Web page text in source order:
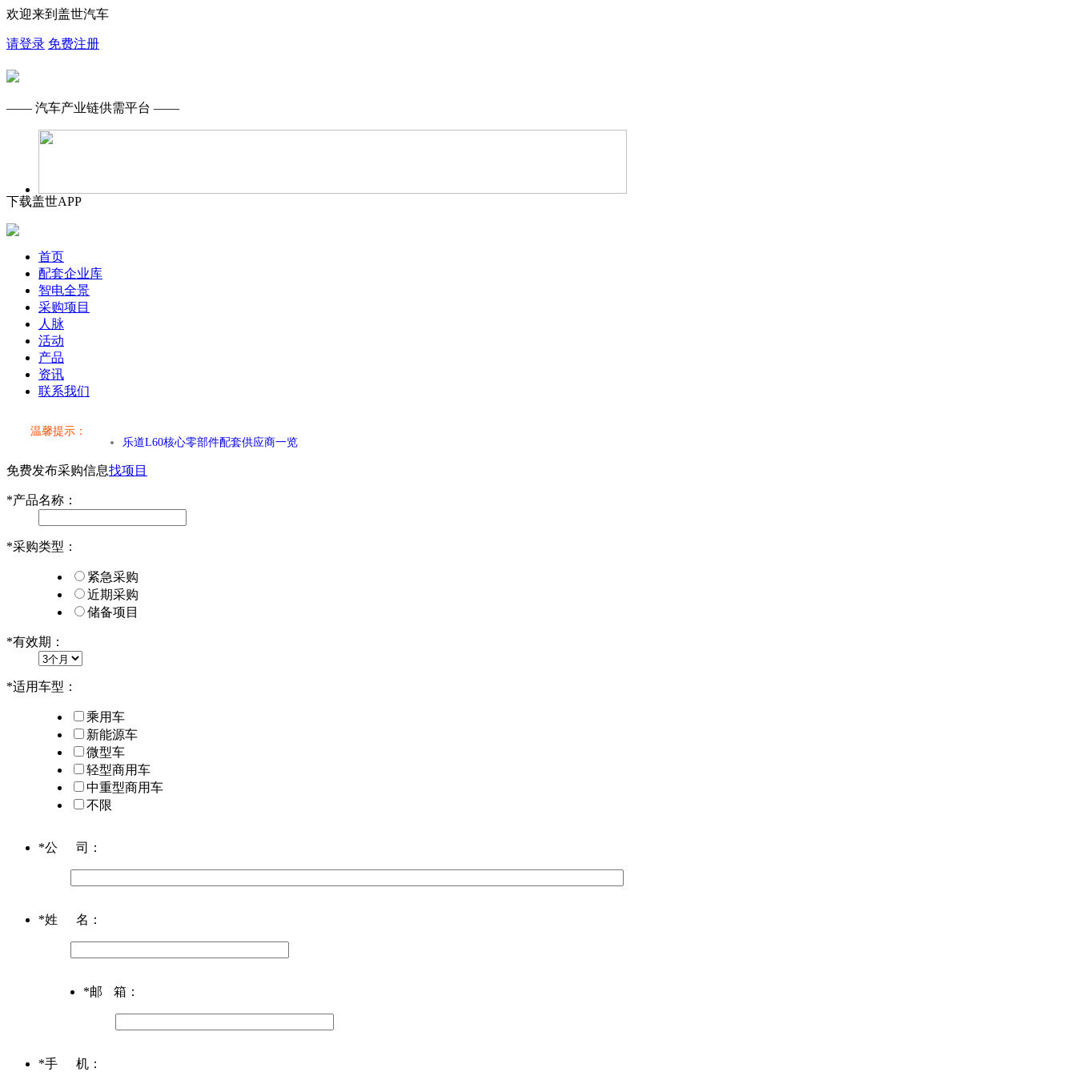
欢迎来到盖世汽车
请登录 免费注册
—— 汽车产业链供需平台 ——
下载盖世APP
首页
配套企业库
智电全景
采购项目
人脉
活动
产品
资讯
联系我们
温馨提示：
乐道L60核心零部件配套供应商一览
第二代 AION V核心零部件配套供应商一览
第二代 AION V核心零部件配套供应商一览
免费发布采购信息找项目
*产品名称：
*采购类型：
紧急采购
近期采购
储备项目
*有效期：
*适用车型：
乘用车
新能源车
微型车
轻型商用车
中重型商用车
不限
*公司 ：
*姓名 ：
*邮箱 ：
*手机 ：